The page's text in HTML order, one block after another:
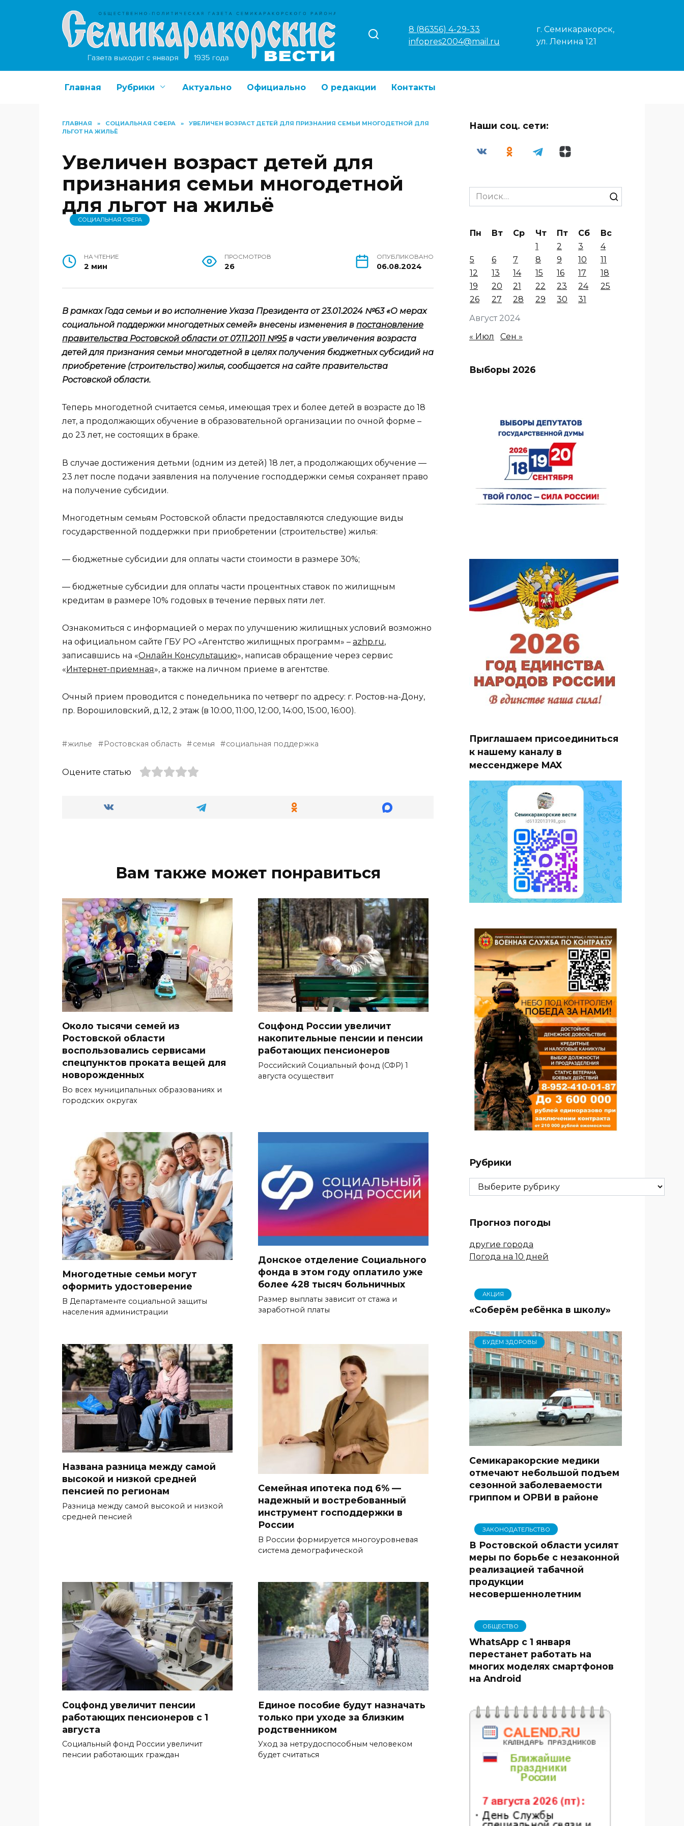
8 (86356) 4-29-33
infopres2004@mail.ru
г. Семикаракорск,
ул. Ленина 121
Главная Рубрики Актуально Официально О редакции Контакты
ГЛАВНАЯ » СОЦИАЛЬНАЯ СФЕРА »
УВЕЛИЧЕН ВОЗРАСТ ДЕТЕЙ ДЛЯ ПРИЗНАНИЯ СЕМЬИ МНОГОДЕТНОЙ ДЛЯ
ЛЬГОТ НА ЖИЛЬЁ
Увеличен возраст детей для
признания семьи многодетной
для льгот на жильё
СОЦИАЛЬНАЯ СФЕРА
НА ЧТЕНИЕ
2 мин
ПРОСМОТРОВ
26
ОПУБЛИКОВАНО
06.08.2024
В рамках Года семьи и во исполнение Указа Президента от 23.01.2024 №63 «О мерах
социальной поддержки многодетных семей» внесены изменения в постановление
правительства Ростовской области от 07.11.2011 №95в части увеличения возраста
детей для признания семьи многодетной в целях получения бюджетных субсидий на
приобретение (строительство) жилья, сообщается на сайте правительства
Ростовской области.
Теперь многодетной считается семья, имеющая трех и более детей в возрасте до 18
лет, а продолжающих обучение в образовательной организации по очной форме –
до 23 лет, не состоящих в браке.
В случае достижения детьми (одним из детей) 18 лет, а продолжающих обучение —
23 лет после подачи заявления на получение господдержки семья сохраняет право
на получение субсидии.
Многодетным семьям Ростовской области предоставляются следующие виды
государственной поддержки при приобретении (строительстве) жилья:
— бюджетные субсидии для оплаты части стоимости в размере 30%;
— бюджетные субсидии для оплаты части процентных ставок по жилищным
кредитам в размере 10% годовых в течение первых пяти лет.
Ознакомиться с информацией о мерах по улучшению жилищных условий возможно
на официальном сайте ГБУ РО «Агентство жилищных программ» – azhp.ru,
записавшись на «Онлайн Консультацию», написав обращение через сервис
« Интернет-приемная», а также на личном приеме в агентстве.
Очный прием проводится с понедельника по четверг по адресу: г. Ростов-на-Дону,
пр. Ворошиловский, д.12, 2 этаж (в 10:00, 11:00, 12:00, 14:00, 15:00, 16:00).
жилье Ростовская область семья социальная поддержка
Оцените статью
Вам также может понравиться
Около тысячи семей из
Ростовской области
воспользовались сервисами
спецпунктов проката вещей для
новорожденных
Во всех муниципальных образованиях и
городских округах
Соцфонд России увеличит
накопительные пенсии и пенсии
работающих пенсионеров
Российский Социальный фонд (СФР) 1
августа осуществит
Многодетные семьи могут
оформить удостоверение
В Департаменте социальной защиты
населения администрации
Донское отделение Социального
фонда в этом году оплатило уже
более 428 тысяч больничных
Размер выплаты зависит от стажа и
заработной платы
Названа разница между самой
высокой и низкой средней
пенсией по регионам
Разница между самой высокой и низкой
средней пенсией
Семейная ипотека под 6% —
надежный и востребованный
инструмент господдержки в
России
В России формируется многоуровневая
система демографической
Соцфонд увеличит пенсии
работающих пенсионеров с 1
августа
Социальный фонд России увеличит
пенсии работающих граждан
Единое пособие будут назначать
только при уходе за близким
родственником
Уход за нетрудоспособным человеком
будет считаться
Наши соц. сети:
Search
for:
Август 2024
Пн Вт Ср Чт Пт Сб
Вс
1
2 3
4
5
6 7 8 9 10
11
12
13 14 15 16 17
18
19
20 21 22 23 24
25
26
27 28 29 30 31
« Июл Сен »
Выборы 2026
Приглашаем присоединиться
к нашему каналу в
мессенджере MAX
Рубрики
Рубрики
Прогноз погоды
другие города
Погода на 10 дней
АКЦИЯ
«Соберём ребёнка в школу»
БУДЕМ ЗДОРОВЫ
Семикаракорские медики
отмечают небольшой подъем
сезонной заболеваемости
гриппом и ОРВИ в районе
ЗАКОНОДАТЕЛЬСТВО
В Ростовской области усилят
меры по борьбе с незаконной
реализацией табачной
продукции
несовершеннолетним
ОБЩЕСТВО
WhatsApp с 1 января
перестанет работать на
многих моделях смартфонов
на Android